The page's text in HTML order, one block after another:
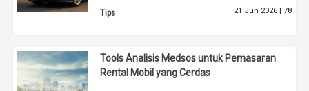
Tips 21 Jun 2026 | 78
Tools Analisis Medsos untuk Pemasaran
Rental Mobil yang Cerdas